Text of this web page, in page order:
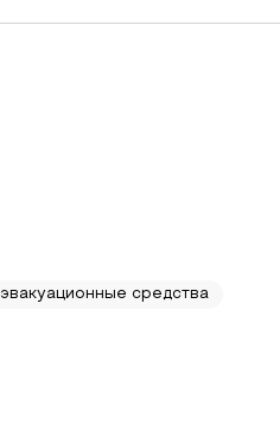
эвакуационные средства